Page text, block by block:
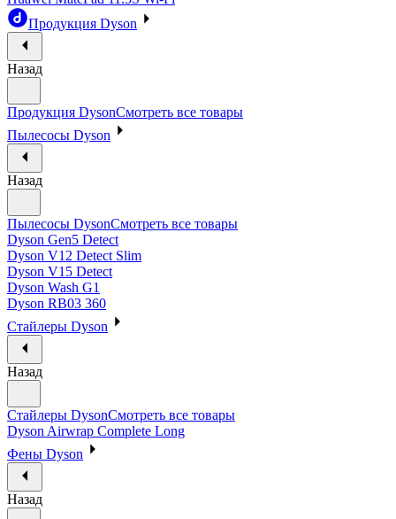
Продукция Dyson
Назад
Продукция DysonСмотреть все товары
Пылесосы Dyson
Назад
Пылесосы DysonСмотреть все товары
Dyson Gen5 Detect
Dyson V12 Detect Slim
Dyson V15 Detect
Dyson Wash G1
Dyson RB03 360
Стайлеры Dyson
Назад
Стайлеры DysonСмотреть все товары
Dyson Airwrap Complete Long
Фены Dyson
Назад